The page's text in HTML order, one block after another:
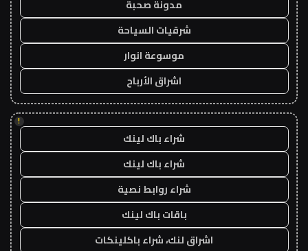
مدونة صحبة
شرقيات السياحة
موسوعة انوار
اشراق الأرباح
!
شراء باك لينك
شراء باك لينك
شراء روابط نصية
باقات باك لينك
اشراق لنك، شراء باكلينكات